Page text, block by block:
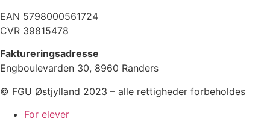
EAN 5798000561724
CVR 39815478
Faktureringsadresse
Engboulevarden 30, 8960 Randers
© FGU Østjylland 2023 – alle rettigheder forbeholdes
For elever